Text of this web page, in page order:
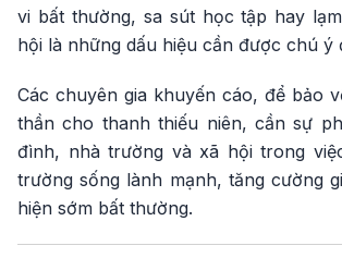
vi bất thường, sa sút học tập hay
hội là những dấu hiệu cần được chú ý
Các chuyên gia khuyến cáo, để bảo
thần cho thanh thiếu niên, cần sự
đình, nhà trường và xã hội trong
trường sống lành mạnh, tăng cường
hiện sớm bất thường.